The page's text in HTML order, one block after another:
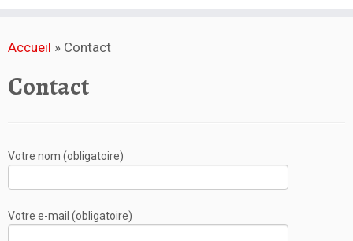
Accueil » Contact
Contact
Votre nom (obligatoire)
Votre e-mail (obligatoire)